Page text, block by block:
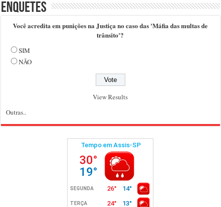
Enquetes
Você acredita em punições na Justiça no caso das 'Máfia das multas de
trânsito'?
SIM
NÃO
View Results
Outras..